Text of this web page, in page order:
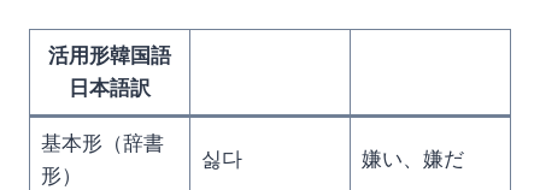
活用形韓国語
日本語訳
基本形（辞書
形）
싫다 嫌い、嫌だ